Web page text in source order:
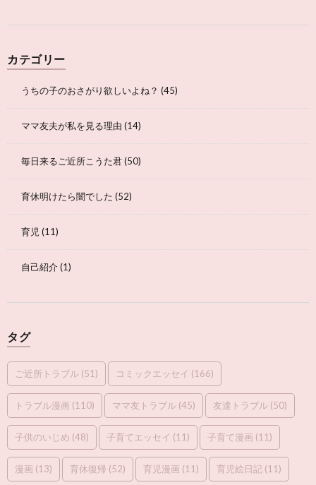
カテゴリー
うちの子のおさがり欲しいよね？ (45)
ママ友夫が私を見る理由 (14)
毎日来るご近所こうた君(50)
育休明けたら闇でした (52)
育児 (11)
自己紹介(1)
タグ
ご近所トラブル (51) コミックエッセイ (166)
トラブル漫画 (110) ママ友トラブル (45) 友達トラブル (50)
子供のいじめ (48) 子育てエッセイ (11) 子育て漫画 (11)
漫画 (13) 育休復帰 (52) 育児漫画 (11) 育児絵日記 (11)